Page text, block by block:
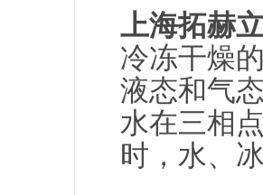
上海拓赫
冷冻干燥
液态和气
水在三相
时，水、